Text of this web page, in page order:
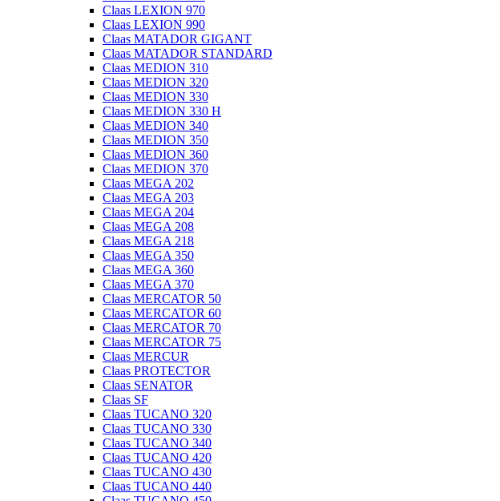
Claas LEXION 970
Claas LEXION 990
Claas MATADOR GIGANT
Claas MATADOR STANDARD
Claas MEDION 310
Claas MEDION 320
Claas MEDION 330
Claas MEDION 330 H
Claas MEDION 340
Claas MEDION 350
Claas MEDION 360
Claas MEDION 370
Claas MEGA 202
Claas MEGA 203
Claas MEGA 204
Claas MEGA 208
Claas MEGA 218
Claas MEGA 350
Claas MEGA 360
Claas MEGA 370
Claas MERCATOR 50
Claas MERCATOR 60
Claas MERCATOR 70
Claas MERCATOR 75
Claas MERCUR
Claas PROTECTOR
Claas SENATOR
Claas SF
Claas TUCANO 320
Claas TUCANO 330
Claas TUCANO 340
Claas TUCANO 420
Claas TUCANO 430
Claas TUCANO 440